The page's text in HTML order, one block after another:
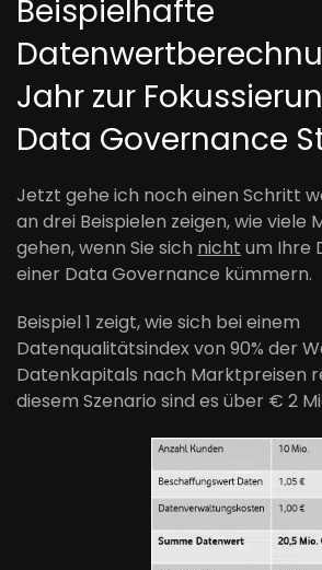
Beispielhafte
Jahr zur
Data Governance
Jetzt gehe ich noch einen Schritt
an drei Beispielen zeigen, wie viele
gehen, wenn Sie sich nicht um Ihre
einer Data Governance kümmern.
Beispiel 1 zeigt, wie sich bei einem
Datenqualitätsindex von 90% der
Datenkapitals nach Marktpreisen
diesem Szenario sind es über € 2